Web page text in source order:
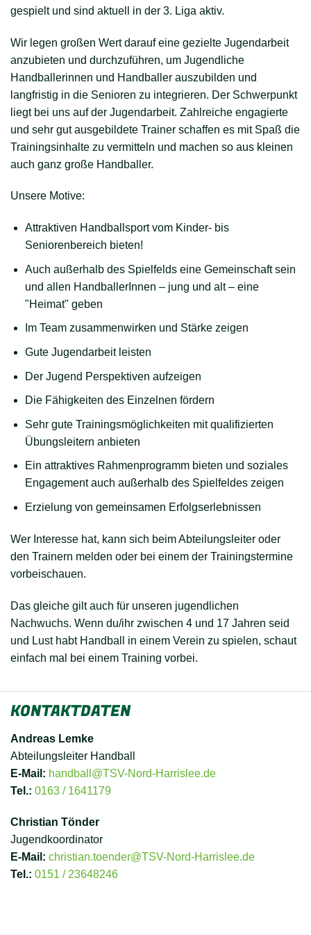
gespielt und sind aktuell in der 3. Liga aktiv.
Wir legen großen Wert darauf eine gezielte Jugendarbeit
anzubieten und durchzuführen, um Jugendliche
Handballerinnen und Handballer auszubilden und
langfristig in die Senioren zu integrieren. Der Schwerpunkt
liegt bei uns auf der Jugendarbeit. Zahlreiche engagierte
und sehr gut ausgebildete Trainer schaffen es mit Spaß die
Trainingsinhalte zu vermitteln und machen so aus kleinen
auch ganz große Handballer.
Unsere Motive:
Attraktiven Handballsport vom Kinder- bis
Seniorenbereich bieten!
Auch außerhalb des Spielfelds eine Gemeinschaft sein
und allen HandballerInnen – jung und alt – eine
"Heimat" geben
Im Team zusammenwirken und Stärke zeigen
Gute Jugendarbeit leisten
Der Jugend Perspektiven aufzeigen
Die Fähigkeiten des Einzelnen fördern
Sehr gute Trainingsmöglichkeiten mit qualifizierten
Übungsleitern anbieten
Ein attraktives Rahmenprogramm bieten und soziales
Engagement auch außerhalb des Spielfeldes zeigen
Erzielung von gemeinsamen Erfolgserlebnissen
Wer Interesse hat, kann sich beim Abteilungsleiter oder
den Trainern melden oder bei einem der Trainingstermine
vorbeischauen.
Das gleiche gilt auch für unseren jugendlichen
Nachwuchs. Wenn du/ihr zwischen 4 und 17 Jahren seid
und Lust habt Handball in einem Verein zu spielen, schaut
einfach mal bei einem Training vorbei.
KONTAKTDATEN
Andreas Lemke
Abteilungsleiter Handball
E-Mail: handball@TSV-Nord-Harrislee.de
Tel.: 0163 / 1641179
Christian Tönder
Jugendkoordinator
E-Mail: christian.toender@TSV-Nord-Harrislee.de
Tel.: 0151 / 23648246